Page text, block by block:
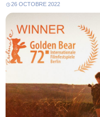
26 OCTOBRE 2022